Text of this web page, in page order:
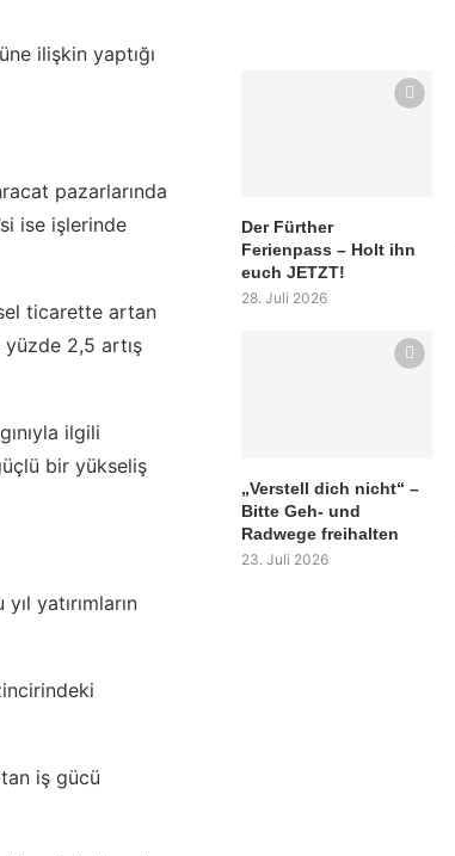
ilişkin yaptığı
pazarlarında
ise işlerinde
ticarette artan
yüzde 2,5 artış
ilgili
bir yükseliş
yatırımların
iş gücü
Der Fürther
Ferienpass – Holt ihn
euch JETZT!
28. Juli 2026
„Verstell dich nicht“ –
Bitte Geh- und
Radwege freihalten
23. Juli 2026